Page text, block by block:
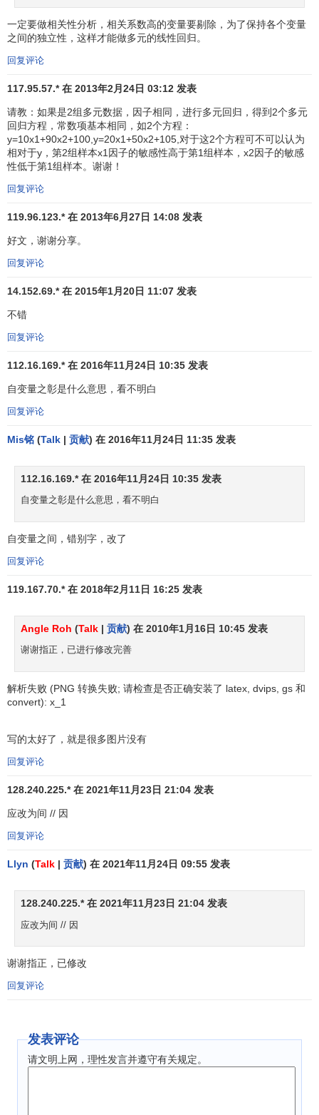
的精度。其次在回归方程建立后的统计检验中导致舍去重要
的影响因素或错误地接受无显著影响的因素，从而使整个预
测工作失去实际意义。关于共线性程度的判定，可利用逐步
过比较r j 和 R2 的大小来判定。在预测学上，一般认为当
R2时，共线性是严重的，其含义是，多元线性回归方程中所
含的任意两个自变量xi,x j之间的相关系数ri j大于或等于该方程
的样本可决系数R2时，说明自变量中存在着严重的共线性问
利用最小二乘法原理寻求使误差平方和达到最小的经验
g——各主要影响因数
3.数据整理
对收集的历年客、货运输量和各主要影响因素的统计资
料进行审核和加工整理是为了保证预测工作的质量。
资料整理主要包括下列内容：
(1)资料的补缺和推算。
(2)对不可靠资料加以核实调整，对查明原因的异常值加
以修正。
(3)对时间序列中不可比的资料加以调整和规范化；对按
当年价格计算的价值指标
4.多元线性回归模型的参数估计
在经验线性回归模型中，
参数，可通过数理统计理论建立模型来确定。在实际预测
中，可利用多元线性回归相关分析的计算机程序来实现。
此项工作的目的在于判定估计值是否满意、可靠。一般
检验工作须从以下几方面来进行。
经济意义检验
关于
意义，γ p若参数估计值的符号和大小与公路运输经济发展以
及经济判别不符合时，这时所估计的模型就不能或很难解释
新构造模型或重新挑选影响因素。
统计检验
统计检验是数理统计理论的重要内容，用于检验模型估
计值的可靠性。通常，在公路客、货运量预测中应采用的统
拟合度检验
来度量的，
一定要做相关性分析，相关系数高的变量要剔除，为了保持各个变量
之间的独立性，这样才能做多元的线性回归。
回复评论
117.95.57.* 在 2013年2月24日 03:12 发表
请教：如果是2组多元数据，因子相同，进行多元回归，得到2个多元
回归方程，常数项基本相同，如2个方程：
y=10x1+90x2+100,y=20x1+50x2+105,对于这2个方程可不可以认为
相对于y，第2组样本x1因子的敏感性高于第1组样本，x2因子的敏感
性低于第1组样本。谢谢！
回复评论
119.96.123.* 在 2013年6月27日 14:08 发表
好文，谢谢分享。
回复评论
14.152.69.* 在 2015年1月20日 11:07 发表
不错
回复评论
112.16.169.* 在 2016年11月24日 10:35 发表
自变量之彰是什么意思，看不明白
回复评论
Mis铭 (Talk | 贡献) 在 2016年11月24日 11:35 发表
112.16.169.* 在 2016年11月24日 10:35 发表
自变量之彰是什么意思，看不明白
自变量之间，错别字，改了
回复评论
119.167.70.* 在 2018年2月11日 16:25 发表
Angle Roh (Talk | 贡献) 在 2010年1月16日 10:45 发表
谢谢指正，已进行修改完善
解析失败 (PNG 转换失败; 请检查是否正确安装了 latex, dvips, gs 和
convert): x_1
写的太好了，就是很多图片没有
回复评论
128.240.225.* 在 2021年11月23日 21:04 发表
应改为间 // 因
回复评论
Llyn (Talk | 贡献) 在 2021年11月24日 09:55 发表
128.240.225.* 在 2021年11月23日 21:04 发表
应改为间 // 因
谢谢指正，已修改
回复评论
发表评论
请文明上网，理性发言并遵守有关规定。